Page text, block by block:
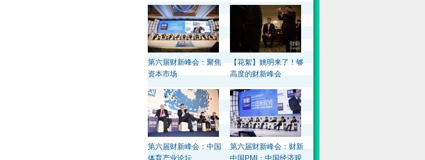
#2015财新峰会#【余永定：中国面临四大外部风
险】（邢昀）在5日举行的"第六届财新峰会：中国
新规划"上，中国社科院学部委员余永定表示，全球
经济持续性停滞，发达国家债务高悬，美联储政策
的外溢效应，区域性贸易协定给中国出口贸易带来
负面影响；中国需维持必要的资本管制
11月5日 20:51
转发(11) 评论(6)
#2015财新峰会#【中投郭向军：世界经济复苏缓慢
结构分化】（记者 李雨谦）中投公司副总经理、副
首席投资官郭向军11月5日在第六届财新峰会上表
示，今后发达国家对经济增长的边际贡献会加大，
第六届财新峰会：聚焦
资本市场
【花絮】姚明来了！够
高度的财新峰会
第六届财新峰会：中国
体育产业论坛
第六届财新峰会：财新
中国PMI：中国经济观